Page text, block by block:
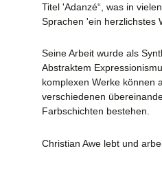
Titel 'Adanzé“, was in
Sprachen 'ein herzlichstes
Seine Arbeit wurde als
Abstraktem
komplexen Werke können
verschiedenen
Farbschichten bestehen.
Christian Awe lebt und